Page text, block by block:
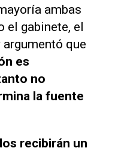
ambas
el gabinete, el
argumentó que
es
no
la fuente
recibirán un